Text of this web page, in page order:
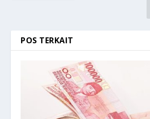
POS TERKAIT